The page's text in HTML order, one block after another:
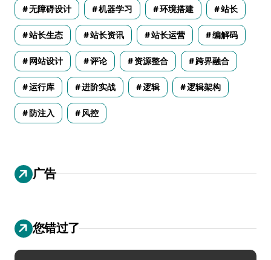
无障碍设计 机器学习 环境搭建 站长
站长生态 站长资讯 站长运营 编解码
网站设计 评论 资源整合 跨界融合
运行库 进阶实战 逻辑 逻辑架构
防注入 风控
广告
您错过了